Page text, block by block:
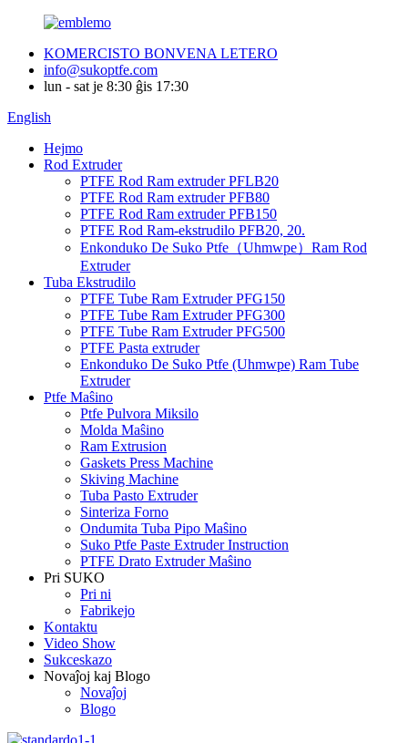
KOMERCISTO BONVENA LETERO
info@sukoptfe.com
lun - sat je 8:30 ĝis 17:30
English
Hejmo
Rod Extruder
PTFE Rod Ram extruder PFLB20
PTFE Rod Ram extruder PFB80
PTFE Rod Ram extruder PFB150
PTFE Rod Ram-ekstrudilo PFB20, 20.
Enkonduko De Suko Ptfe（Uhmwpe）Ram Rod
Extruder
Tuba Ekstrudilo
PTFE Tube Ram Extruder PFG150
PTFE Tube Ram Extruder PFG300
PTFE Tube Ram Extruder PFG500
PTFE Pasta extruder
Enkonduko De Suko Ptfe (Uhmwpe) Ram Tube
Extruder
Ptfe Maŝino
Ptfe Pulvora Miksilo
Molda Maŝino
Ram Extrusion
Gaskets Press Machine
Skiving Machine
Tuba Pasto Extruder
Sinteriza Forno
Ondumita Tuba Pipo Maŝino
Suko Ptfe Paste Extruder Instruction
PTFE Drato Extruder Maŝino
Pri SUKO
Pri ni
Fabrikejo
Kontaktu
Video Show
Sukceskazo
Novaĵoj kaj Blogo
Novaĵoj
Blogo